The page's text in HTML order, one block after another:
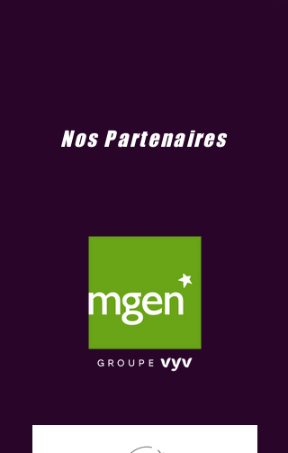
Nos Partenaires